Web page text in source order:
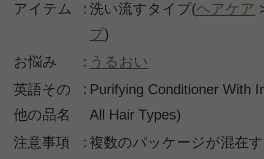
アイテム
: 洗い流すタイプ(ヘアケア
プ)
お悩み
: うるおい
英語その
他の品名
: Purifying Conditioner With
All Hair Types)
注意事項
: 複数のパッケージが混在